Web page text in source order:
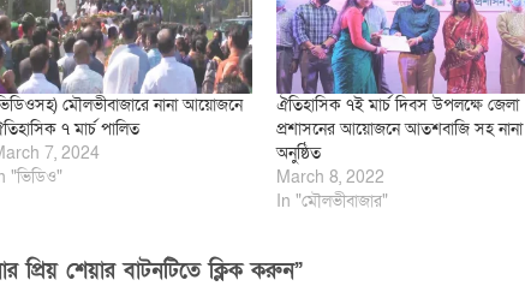
মৌলভীবাজারে নানা আয়োজনে
৭ মার্চ পালিত
7, 2024
"ভিডিও"
ঐতিহাসিক ৭ই মার্চ দিবস উপলক্ষে জেলা
প্রশাসনের আয়োজনে আতশবাজি সহ নানা
অনুষ্ঠিত
March 8, 2022
In "মৌলভীবাজার"
প্রিয় শেয়ার বাটনটিতে ক্লিক করুন”